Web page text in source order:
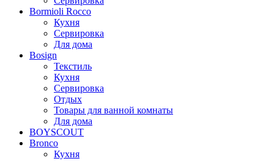
Bormioli Rocco
Кухня
Сервировка
Для дома
Bosign
Текстиль
Кухня
Сервировка
Отдых
Товары для ванной комнаты
Для дома
BOYSCOUT
Bronco
Кухня